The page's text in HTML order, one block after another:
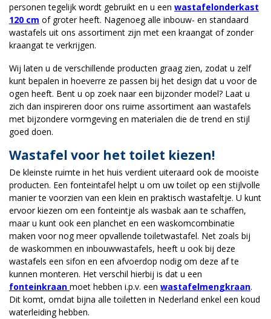
personen tegelijk wordt gebruikt en u een wastafelonderkast
120 cm of groter heeft. Nagenoeg alle inbouw- en standaard
wastafels uit ons assortiment zijn met een kraangat of zonder
kraangat te verkrijgen.
Wij laten u de verschillende producten graag zien, zodat u zelf
kunt bepalen in hoeverre ze passen bij het design dat u voor de
ogen heeft. Bent u op zoek naar een bijzonder model? Laat u
zich dan inspireren door ons ruime assortiment aan wastafels
met bijzondere vormgeving en materialen die de trend en stijl
goed doen.
Wastafel voor het toilet kiezen!
De kleinste ruimte in het huis verdient uiteraard ook de mooiste
producten. Een fonteintafel helpt u om uw toilet op een stijlvolle
manier te voorzien van een klein en praktisch wastafeltje. U kunt
ervoor kiezen om een fonteintje als wasbak aan te schaffen,
maar u kunt ook een planchet en een waskomcombinatie
maken voor nog meer opvallende toiletwastafel. Net zoals bij
de waskommen en inbouwwastafels, heeft u ook bij deze
wastafels een sifon en een afvoerdop nodig om deze af te
kunnen monteren. Het verschil hierbij is dat u een
fonteinkraan moet hebben i.p.v. een wastafelmengkraan.
Dit komt, omdat bijna alle toiletten in Nederland enkel een koud
waterleiding hebben.